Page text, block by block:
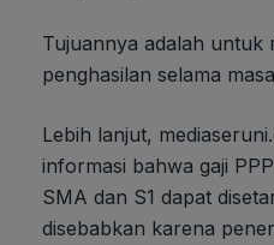
Tujuannya adalah untuk
penghasilan selama
Lebih lanjut,
informasi bahwa gaji
SMA dan S1 dapat
disebabkan karena